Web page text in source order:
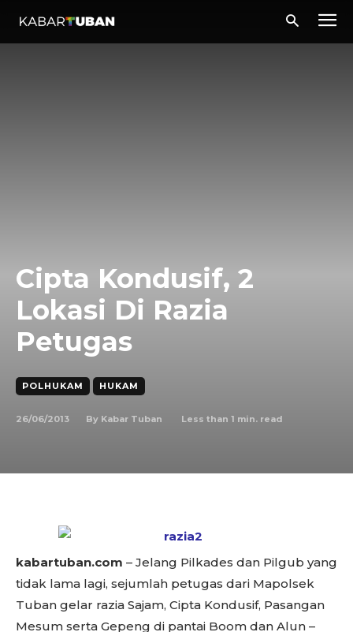
Cipta Kondusif, 2
Lokasi Di Razia
Petugas
POLHUKAM HUKAM
26/06/2013 By Kabar Tuban Less than 1 min. read
kabartuban.com – Jelang Pilkades dan Pilgub yang
tidak lama lagi, sejumlah petugas dari Mapolsek
Tuban gelar razia Sajam, Cipta Kondusif, Pasangan
Mesum serta Gepeng di pantai Boom dan Alun –